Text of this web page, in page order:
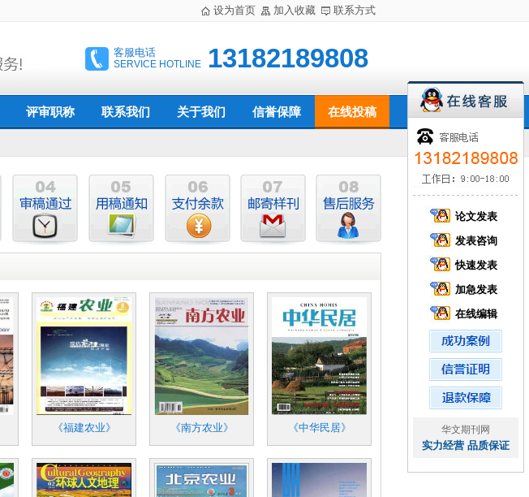
论文发表
发表咨询
快速发表
加急发表
在线编辑
华文期刊网
实力经营 品质保证
设为首页 加入收藏 联系方式
客服电话
SERVICE HOTLINE 13182189808
评审职称
高级职称
职称评审条件
联系我们 关于我们 信誉保障 在线投稿
《福建农业》 《南方农业》 《中华民居》